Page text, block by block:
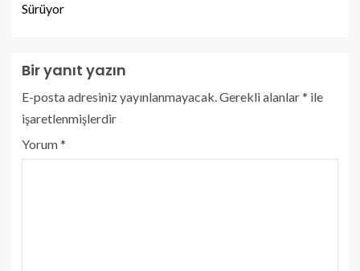
Sürüyor
Bir yanıt yazın
E-posta adresiniz yayınlanmayacak.Gerekli alanlar* ile
işaretlenmişlerdir
Yorum*